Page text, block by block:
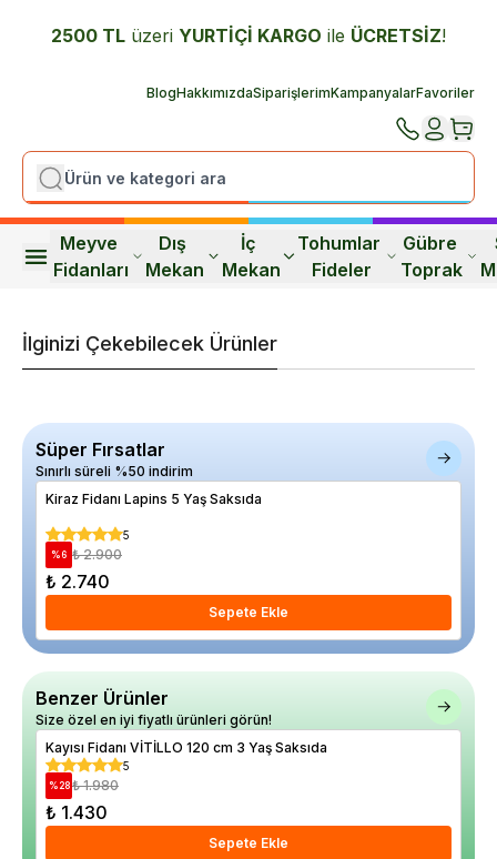
2500 TL üzeri YURTİÇİ KARGO ile ÜCRETSİZ!
BlogHakkımızdaSiparişlerimKampanyalarFavoriler
Meyve
Fidanları
Dış
Mekan
İç
Mekan
Tohumlar
Fideler
Gübre
Toprak
İlginizi Çekebilecek Ürünler
Süper Fırsatlar
Sınırlı süreli %50 indirim
Kiraz Fidanı Lapins 5 Yaş Saksıda
5
% 6 ₺ 2.900
₺ 2.740
Sepete Ekle
Benzer Ürünler
Size özel en iyi fiyatlı ürünleri görün!
Kayısı Fidanı VİTİLLO 120 cm 3 Yaş Saksıda
5
%28 ₺ 1.980
₺ 1.430
Sepete Ekle